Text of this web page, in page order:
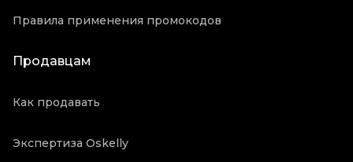
Правила применения промокодов
Продавцам
Как продавать
Экспертиза Oskelly